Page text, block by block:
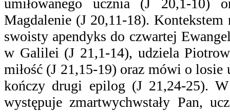
umiłowanego ucznia (J 20,1-10)
Magdalenie (J 20,11-18). Kontekstem
swoisty apendyks do czwartej
w Galilei (J 21,1-14), udziela
miłość (J 21,15-19) oraz mówi o losie
kończy drugi epilog (J 21,24-25).
występuje zmartwychwstały Pan,